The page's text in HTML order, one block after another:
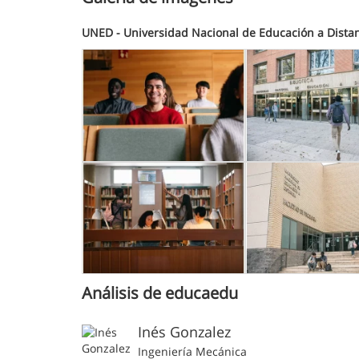
UNED - Universidad Nacional de Educación a
Análisis de educaedu
Inés Gonzalez
Ingeniería Mecánica